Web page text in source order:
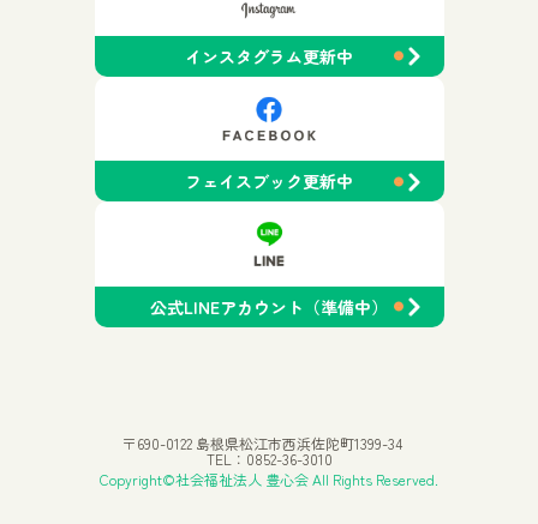
インスタグラム更新中
フェイスブック更新中
公式LINEアカウント（準備中）
〒690-0122 島根県松江市西浜佐陀町1399-34
TEL：0852-36-3010
Copyright©社会福祉法人 豊心会 All Rights Reserved.